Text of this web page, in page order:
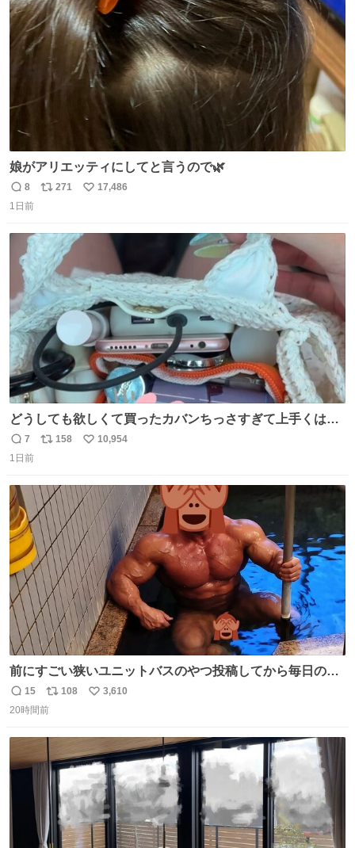
数
娘がアリエッティにしてと言うので🌿
返
信
8
リ
数
271
い
17,486
1日前
どうしても欲しくて買ったカバンちっさすぎて上手くはめ
ないと荷物入らん。女のカバンってなんでこんなちっさい
の
返
信
7
リ
ト
数
158
い
数
10,954
1日前
前にすごい狭いユニットバスのやつ投稿してから毎日のよ
うに温泉とかに連れてってもらってる。SNS効果凄い。俺
は幸せもんです・・・いつもありがとうございます🫡
返
信
15
リ
ポ
ト
数
108
い
3,610
20時間前